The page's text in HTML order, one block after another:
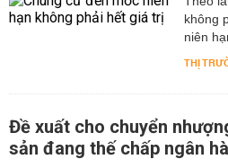
không
niên
THỊ
Đề xuất cho chuyển
sản đang thế chấp ngân